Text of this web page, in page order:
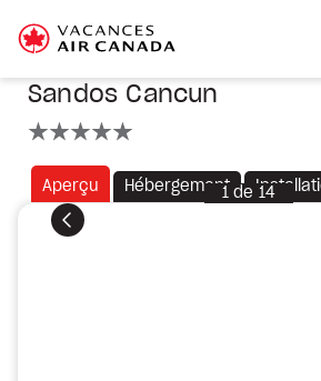
Sandos Cancun
Aperçu Hébergement
Précédent
1de 14